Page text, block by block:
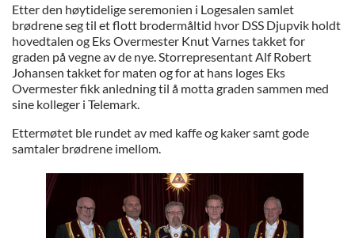
Etter den høytidelige seremonien i Logesalen samlet
brødrene seg til et flott brodermåltid hvor DSS Djupvik holdt
hovedtalen og Eks Overmester Knut Varnes takket for
graden på vegne av de nye. Storrepresentant Alf Robert
Johansen takket for maten og for at hans loges Eks
Overmester fikk anledning til å motta graden sammen med
sine kolleger i Telemark.
Ettermøtet ble rundet av med kaffe og kaker samt gode
samtaler brødrene imellom.